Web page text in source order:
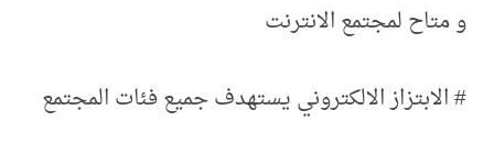
و متاح لمجتمع الانترنت
# الابتزاز الالكتروني يستهدف جميع فئات المجتمع